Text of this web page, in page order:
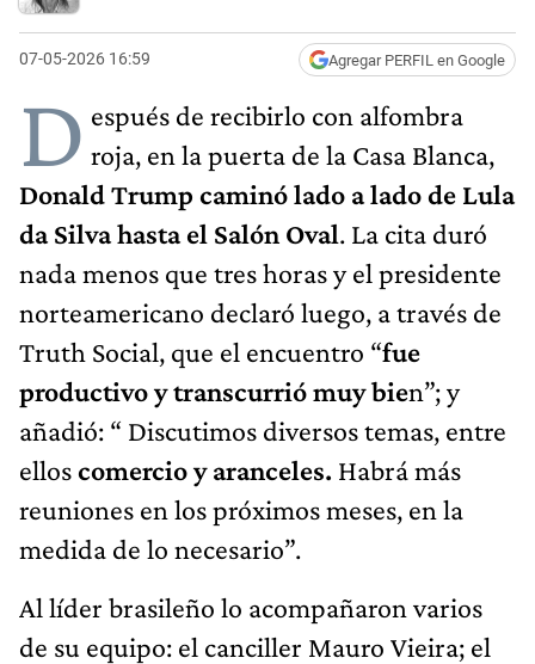
07-05-2026 16:59 Agregar PERFIL en Google
D espués de recibirlo con alfombra
roja, en la puerta de la Casa Blanca,
Donald Trump caminó lado a lado de Lula
da Silva hasta el Salón Oval. La cita duró
nada menos que tres horas y el presidente
norteamericano declaró luego, a través de
Truth Social, que el encuentro “fue
productivo y transcurrió muy bien”; y
añadió: “ Discutimos diversos temas, entre
elloscomercio y aranceles. Habrá más
reuniones en los próximos meses, en la
medida de lo necesario”.
Al líder brasileño lo acompañaron varios
de su equipo: el canciller Mauro Vieira; el